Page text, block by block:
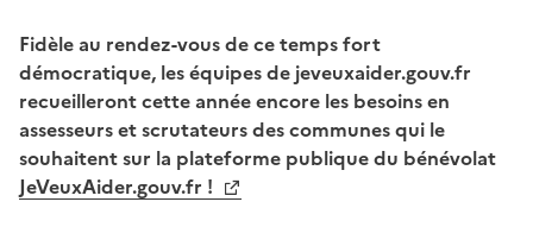
Fidèle au rendez-vous de ce temps fort
démocratique, les équipes de jeveuxaider.gouv.fr
recueilleront cette année encore les besoins en
assesseurs et scrutateurs des communes qui le
souhaitent sur la plateforme publique du bénévolat
JeVeuxAider.gouv.fr !